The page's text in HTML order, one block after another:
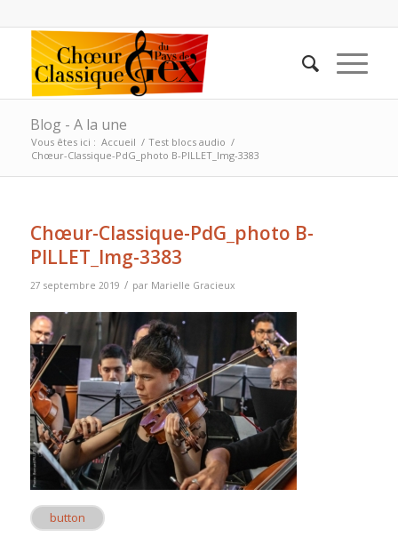
Blog - A la une
Vous êtes ici : Accueil / Test blocs audio /
Chœur-Classique-PdG_photo B-PILLET_Img-3383
Chœur-Classique-PdG_photo B-
PILLET_Img-3383
27 septembre 2019 / par Marielle Gracieux
button